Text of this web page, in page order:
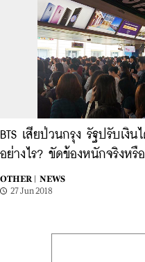
BTS เสียป่วนกรุง รัฐปรับเงิ
อย่างไร? ขัดข้องหนักจริงหรื
OTHER |
NEWS
27 Jun 2018